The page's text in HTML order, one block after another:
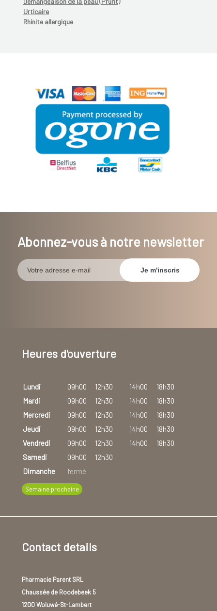
Urticaire
Rhinite allergique
Abonnez-vous à notre newsletter
Heures d'ouverture
Lundi 09h00 12h30 14h00
18h30
Mardi
09h00 12h30 14h00
18h30
Mercredi
09h00 12h30 14h00
18h30
Jeudi
09h00 12h30 14h00
18h30
Vendredi
09h00 12h30 14h00
18h30
Samedi
09h00
12h30
Dimanche
fermé
Semaine prochaine
Contact details
Pharmacie Parent SRL
Chaussée de Roodebeek 5
1200 Woluwé-St-Lambert